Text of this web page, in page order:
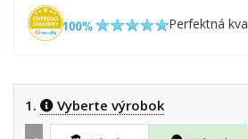
Perfektná
1. Vyberte výrobok